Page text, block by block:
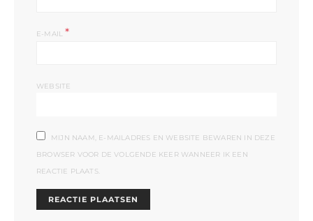
E-MAIL*
WEBSITE
MIJN NAAM, E-MAILADRES EN WEBSITE BEWAREN IN DEZE
BROWSER VOOR DE VOLGENDE KEER WANNEER IK EEN
REACTIE PLAATS.